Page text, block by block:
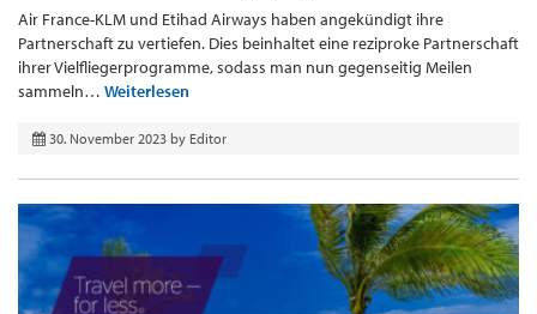
Air France-KLM und Etihad Airways haben angekündigt ihre
Partnerschaft zu vertiefen. Dies beinhaltet eine reziproke Partnerschaft
ihrer Vielfliegerprogramme, sodass man nun gegenseitig Meilen
sammeln… Weiterlesen
30. November 2023 by Editor